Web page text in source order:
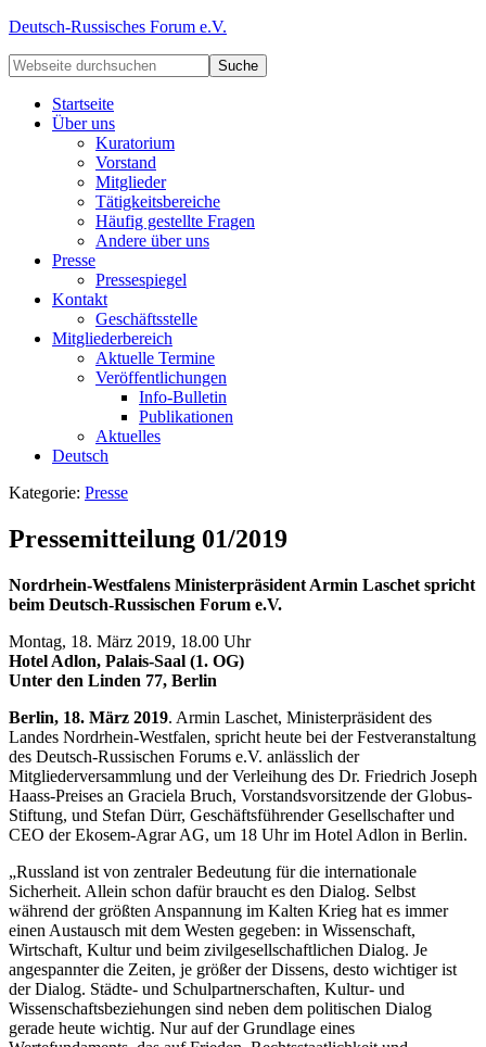
Deutsch-Russisches Forum e.V.
Startseite
Über uns
Kuratorium
Vorstand
Mitglieder
Tätigkeitsbereiche
Häufig gestellte Fragen
Andere über uns
Presse
Pressespiegel
Kontakt
Geschäftsstelle
Mitgliederbereich
Aktuelle Termine
Veröffentlichungen
Info-Bulletin
Publikationen
Aktuelles
Deutsch
Kategorie: Presse
Pressemitteilung 01/2019
Nordrhein-Westfalens Ministerpräsident Armin Laschet spricht
beim Deutsch-Russischen Forum e.V.
Montag, 18. März 2019, 18.00 Uhr
Hotel Adlon, Palais-Saal (1. OG)
Unter den Linden 77, Berlin
Berlin, 18. März 2019. Armin Laschet, Ministerpräsident des
Landes Nordrhein-Westfalen, spricht heute bei der Festveranstaltung
des Deutsch-Russischen Forums e.V. anlässlich der
Mitgliederversammlung und der Verleihung des Dr. Friedrich Joseph
Haass-Preises an Graciela Bruch, Vorstandsvorsitzende der Globus-
Stiftung, und Stefan Dürr, Geschäftsführender Gesellschafter und
CEO der Ekosem-Agrar AG, um 18 Uhr im Hotel Adlon in Berlin.
„Russland ist von zentraler Bedeutung für die internationale
Sicherheit. Allein schon dafür braucht es den Dialog. Selbst
während der größten Anspannung im Kalten Krieg hat es immer
einen Austausch mit dem Westen gegeben: in Wissenschaft,
Wirtschaft, Kultur und beim zivilgesellschaftlichen Dialog. Je
angespannter die Zeiten, je größer der Dissens, desto wichtiger ist
der Dialog. Städte- und Schulpartnerschaften, Kultur- und
Wissenschaftsbeziehungen sind neben dem politischen Dialog
gerade heute wichtig. Nur auf der Grundlage eines